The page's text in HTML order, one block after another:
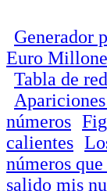
Generador
Euro
Tabla de
números
calientes
números
salido mis